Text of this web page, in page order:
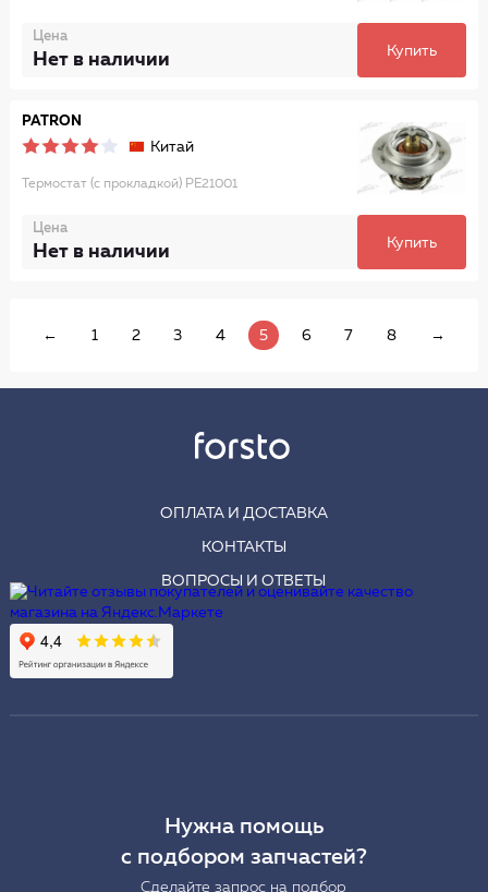
Цена
Нет в наличии Купить
PATRON
Китай
Термостат (с прокладкой) PE21001
Цена
Нет в наличии Купить
← 1 2 3 4 5 6 7 8 →
ОПЛАТА И ДОСТАВКА
КОНТАКТЫ
ВОПРОСЫ И ОТВЕТЫ
Нужна помощь
с подбором запчастей?
Сделайте запрос на подбор